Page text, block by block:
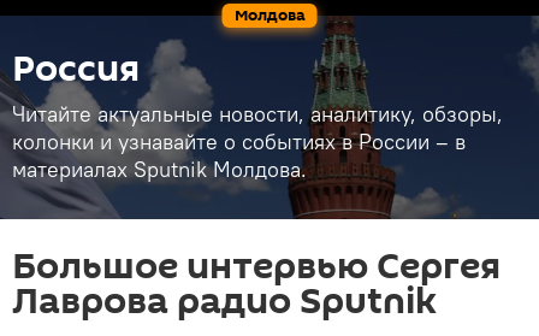
Молдова
Россия
Читайте актуальные новости, аналитику, обзоры,
колонки и узнавайте о событиях в России – в
материалах Sputnik Молдова.
Большое интервью Сергея
Лаврова радио Sputnik